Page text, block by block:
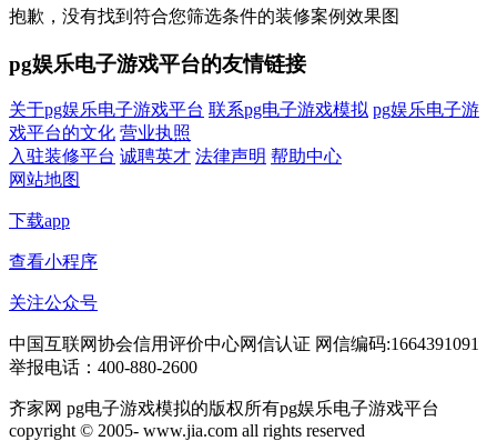
抱歉，没有找到符合您筛选条件的装修案例效果图
pg娱乐电子游戏平台的友情链接
关于pg娱乐电子游戏平台 联系pg电子游戏模拟 pg娱乐电子游
戏平台的文化 营业执照
入驻装修平台 诚聘英才 法律声明 帮助中心
网站地图
下载app
查看小程序
关注公众号
中国互联网协会信用评价中心网信认证 网信编码:1664391091
举报电话：400-880-2600
齐家网 pg电子游戏模拟的版权所有pg娱乐电子游戏平台
copyright © 2005- www.jia.com all rights reserved